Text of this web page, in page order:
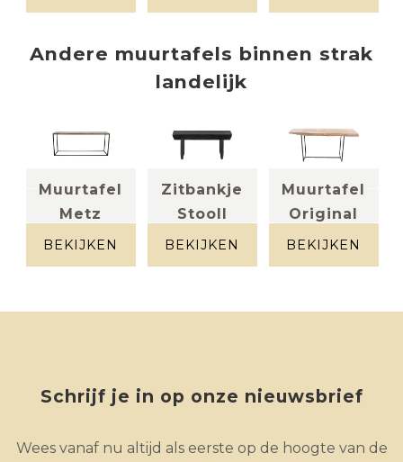
Andere muurtafels binnen strak
landelijk
Muurtafel
Metz
metaal
BEKIJKEN
Zitbankje
Stooll
BEKIJKEN
Muurtafel
Original
metaal
BEKIJKEN
Schrijf je in op onze nieuwsbrief
Wees vanaf nu altijd als eerste op de hoogte van de